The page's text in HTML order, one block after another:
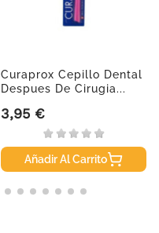
Curaprox Cepillo Dental
Despues De Cirugia...
Precio
3,95 €
Añadir Al Carrito